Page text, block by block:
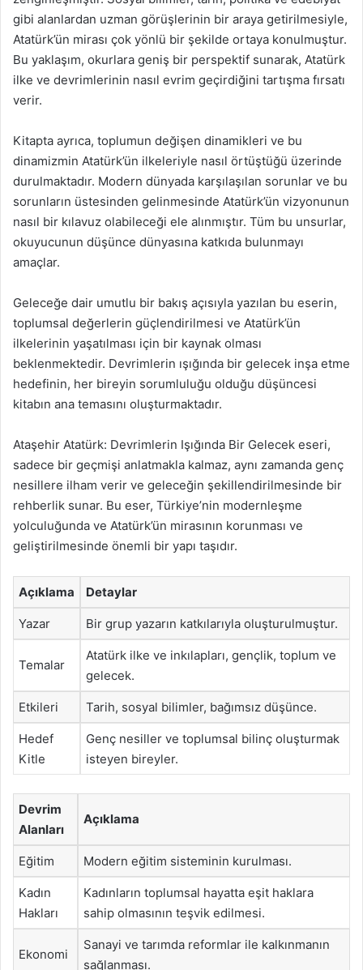
gibi alanlardan uzman görüşlerinin bir araya getirilmesiyle,
Atatürk’ün mirası çok yönlü bir şekilde ortaya konulmuştur.
Bu yaklaşım, okurlara geniş bir perspektif sunarak, Atatürk
ilke ve devrimlerinin nasıl evrim geçirdiğini tartışma fırsatı
verir.
Kitapta ayrıca, toplumun değişen dinamikleri ve bu
dinamizmin Atatürk’ün ilkeleriyle nasıl örtüştüğü üzerinde
durulmaktadır. Modern dünyada karşılaşılan sorunlar ve bu
sorunların üstesinden gelinmesinde Atatürk’ün vizyonunun
nasıl bir kılavuz olabileceği ele alınmıştır. Tüm bu unsurlar,
okuyucunun düşünce dünyasına katkıda bulunmayı
amaçlar.
Geleceğe dair umutlu bir bakış açısıyla yazılan bu eserin,
toplumsal değerlerin güçlendirilmesi ve Atatürk’ün
ilkelerinin yaşatılması için bir kaynak olması
beklenmektedir. Devrimlerin ışığında bir gelecek inşa etme
hedefinin, her bireyin sorumluluğu olduğu düşüncesi
kitabın ana temasını oluşturmaktadır.
Ataşehir Atatürk: Devrimlerin Işığında Bir Gelecek eseri,
sadece bir geçmişi anlatmakla kalmaz, aynı zamanda genç
nesillere ilham verir ve geleceğin şekillendirilmesinde bir
rehberlik sunar. Bu eser, Türkiye’nin modernleşme
yolculuğunda ve Atatürk’ün mirasının korunması ve
geliştirilmesinde önemli bir yapı taşıdır.
Açıklama Detaylar
Yazar Bir grup yazarın katkılarıyla oluşturulmuştur.
Temalar
Atatürk ilke ve inkılapları, gençlik, toplum ve
gelecek.
Etkileri Tarih, sosyal bilimler, bağımsız düşünce.
Hedef
Kitle
Genç nesiller ve toplumsal bilinç oluşturmak
isteyen bireyler.
Devrim
Alanları
Açıklama
Eğitim Modern eğitim sisteminin kurulması.
Kadın
Hakları
Kadınların toplumsal hayatta eşit haklara
sahip olmasının teşvik edilmesi.
Ekonomi
Sanayi ve tarımda reformlar ile kalkınmanın
sağlanması.